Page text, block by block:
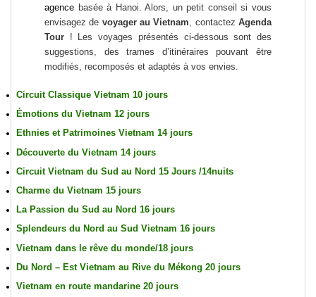
agence basée à Hanoi. Alors, un petit conseil si vous
envisagez de voyager au Vietnam, contactezAgenda
Tour ! Les voyages présentés ci-dessous sont des
suggestions, des trames d’itinéraires pouvant être
modifiés, recomposés et adaptés à vos envies.
Circuit Classique Vietnam 10 jours
Émotions du Vietnam 12 jours
Ethnies et Patrimoines Vietnam 14 jours
Découverte du Vietnam 14 jours
Circuit Vietnam du Sud au Nord 15 Jours /14nuits
Charme du Vietnam 15 jours
La Passion du Sud au Nord 16 jours
Splendeurs du Nord au Sud Vietnam 16 jours
Vietnam dans le rêve du monde/18 jours
Du Nord – Est Vietnam au Rive du Mékong 20 jours
Vietnam en route mandarine 20 jours